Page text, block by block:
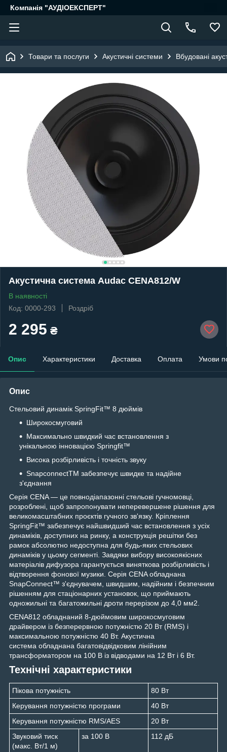
Компанія "АУДІОЕКСПЕРТ"
Товари та послуги Акустичні системи Вбудовані
Акустична система Audac CENA812/W
В наявності
Код: 0000-293
Роздріб
2 295 ₴
Опис Характеристики Доставка Оплата Умови
Опис
Стельовий динамік SpringFit™ 8 дюймів
Широкосмуговий
Максимально швидкий час встановлення з
унікальною інновацією Springfit™
Висока розбірливість і точність звуку
SnapconnectTM забезпечує швидке та надійне
з'єднання
Серія CENA — це повнодіапазонні стельові гучномовці,
розроблені, щоб запропонувати неперевершене рішення для
великомасштабних проєктів гучного зв'язку. Кріплення
SpringFit™ забезпечує найшвидший час встановлення з усіх
динаміків, доступних на ринку, а конструкція решітки без
рамок абсолютно недоступна для будь-яких стельових
динаміків у цьому сегменті. Завдяки вибору високоякісних
матеріалів дифузора гарантується виняткова розбірливість і
відтворення фонової музики. Серія CENA обладнана
SnapConnect™ з'єднувачем, швидшим, надійним і безпечним
рішенням для стаціонарних установок, що приймають
одножильні та багатожильні дроти перерізом до 4,0 мм2.
CENA812 обладнаний 8-дюймовим широкосмуговим
драйвером із безперервною потужністю 20 Вт (RMS) і
максимальною потужністю 40 Вт. Акустична
система обладнана багатовідвідковим лінійним
трансформатором на 100 В із відводами на 12 Вт і 6 Вт.
Технічні характеристики
Пікова потужність
80 Вт
Керування потужністю програми
40 Вт
Керування потужністю RMS/AES
20 Вт
Звуковий тиск
(макс. Вт/1 м)
за 100 В 112 дБ